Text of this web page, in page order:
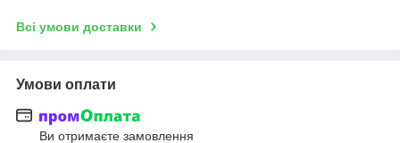
Всі умови доставки
Умови оплати
Ви отримаєте замовлення